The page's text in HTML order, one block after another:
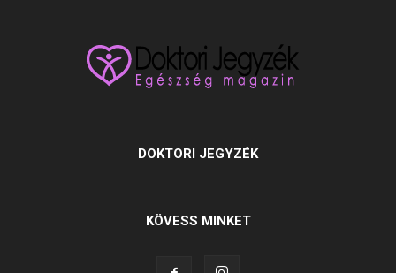
DOKTORI JEGYZÉK
KÖVESS MINKET